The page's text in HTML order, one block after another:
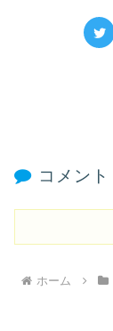
コメント
ホーム